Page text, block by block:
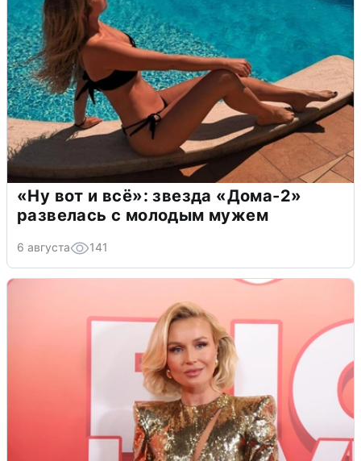
«Ну вот и всё»: звезда «Дома-2»
развелась с молодым мужем
6 августа 141